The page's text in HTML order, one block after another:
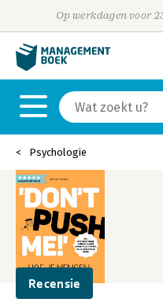
Op werkdagen voor
Psychologie
Recensie